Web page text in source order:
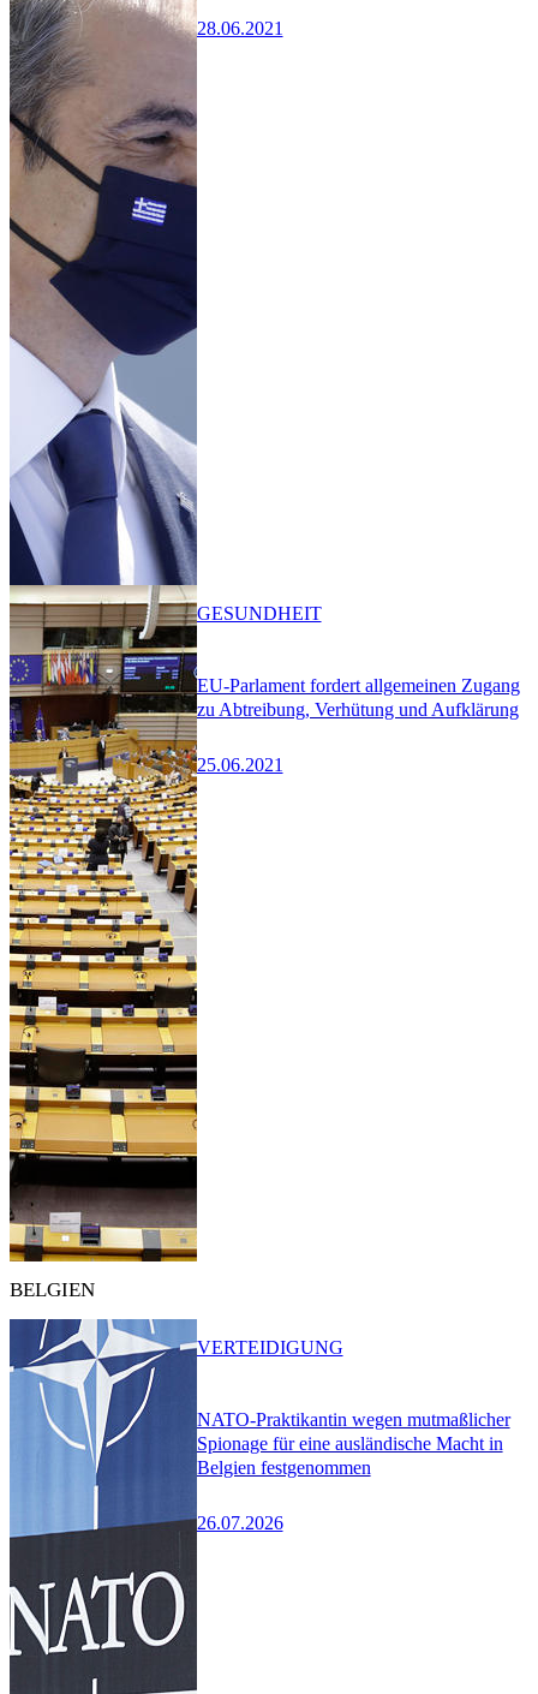
28.06.2021
EU-Parlament fordert allgemeinen Zugang
zu Abtreibung, Verhütung und Aufklärung
25.06.2021
GESUNDHEIT
BELGIEN
NATO-Praktikantin wegen mutmaßlicher
Spionage für eine ausländische Macht in
Belgien festgenommen
26.07.2026
VERTEIDIGUNG